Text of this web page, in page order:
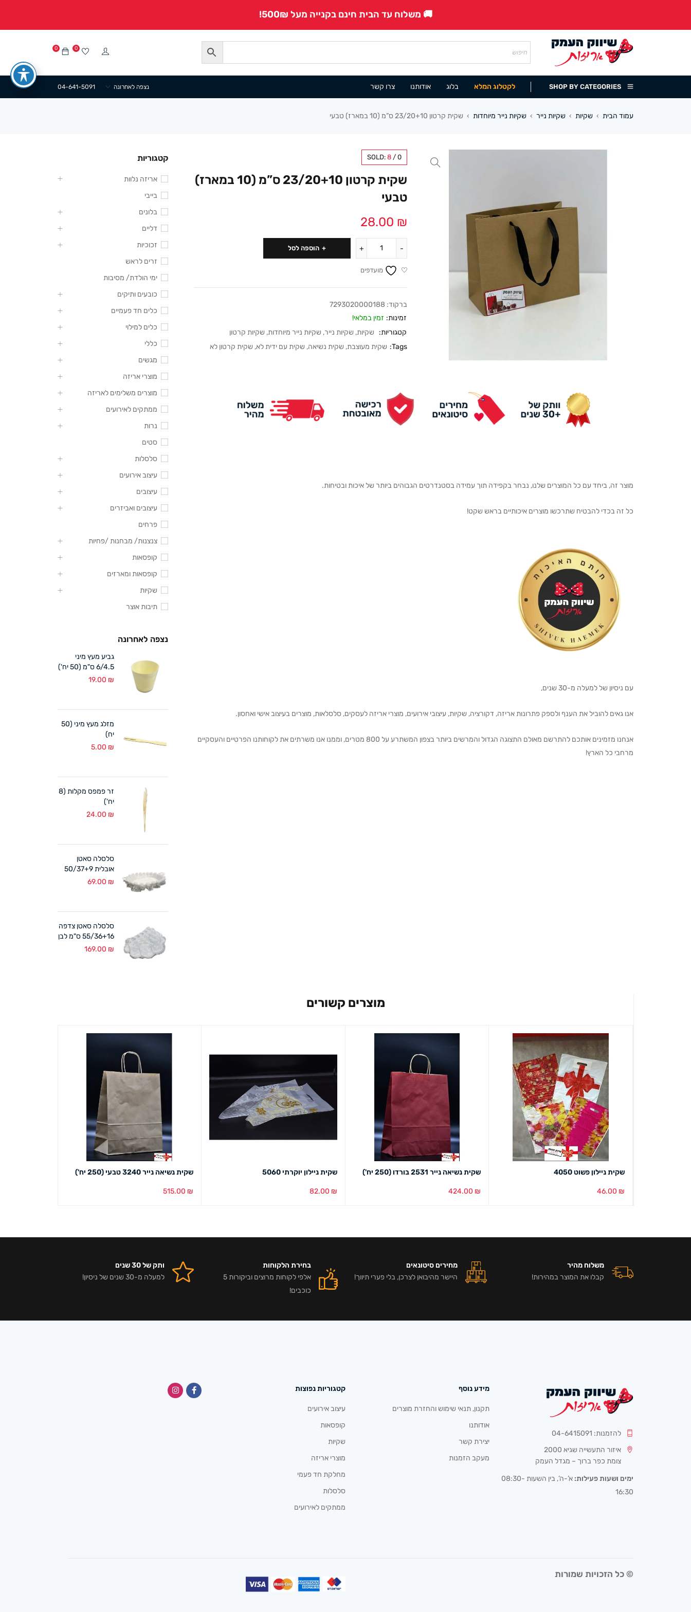
🚚 משלוח עד הבית חינם בקנייה מעל 500₪!
0 0
SHOP BY CATEGORIES לקטלוג המלא בלוג אודותנו צרו קשר 04-641-5091 נצפה לאחרונה
עמוד הבית › שקיות › שקיות נייר › שקיות נייר מיוחדות › שקית קרטון 23/20+10 ס”מ (10 במארז) טבעי
SOLD: 8 / 0
שקית קרטון 23/20+10 ס”מ (10 במארז)
טבעי
28.00 ₪
הוספה לסל
מועדפים
ברקוד: 7293020000188
זמינות: זמין במלאי!
קטגוריות:
שקיות, שקיות נייר, שקיות נייר מיוחדות, שקיות קרטון
Tags: שקית מעוצבת, שקית נשיאה, שקית עם ידית לא, שקית קרטון לא
מוצר זה, ביחד עם כל המוצרים שלנו, נבחר בקפידה תוך עמידה בסטנדרטים הגבוהים ביותר של איכות ובטיחות.
כל זה בכדי להבטיח שתרכשו מוצרים איכותיים בראש שקט!
עם ניסיון של למעלה מ-30 שנים,
אנו גאים להוביל את הענף ולספק פתרונות אריזה, דקורציה, שקיות, עיצובי אירועים, מוצרי אריזה לעסקים, סלסלאות, מוצרים בעיצוב אישי ואחסון.
אנחנו מזמינים אותכם להתרשם מאולם התצוגה הגדול והמרשים ביותר בצפון המשתרע על 800 מטרים, וממנו אנו משרתים את לקוחותנו הפרטיים והעסקיים
מרחבי כל הארץ!
קטגוריות
אריזה נלוות
בייבי
בלונים
דליים
זכוכיות
זרים לראש
ימי הולדת/ מסיבות
כובעים ותיקים
כלים חד פעמיים
כלים למילוי
כללי
מגשים
מוצרי אריזה
מוצרים משלימים לאריזה
ממתקים לאירועים
נרות
סטים
סלסלות
עיצוב אירועים
עיצובים
עיצובים ואביזרים
פרחים
צנצנות/ מבחנות /פחיות
קופסאות
קופסאות ומארזים
שקיות
תיבות אוצר
נצפה לאחרונה
גביע מעץ מיני
6/4.5 ס"מ (50 יח')
19.00 ₪
מזלג מעץ מיני (50
יח)
5.00 ₪
זר פמפס מקלות (8
יח')
24.00 ₪
סלסלה סאטן
אובלית 50/37+9
ס"מ לבן
69.00 ₪
סלסלה סאטן צדפה
55/36+16 ס"מ לבן
169.00 ₪
מוצרים קשורים
שקית ניילון פשוט 4050
46.00 ₪
שקית נשיאה נייר 2531 בורדו (250 יח')
424.00 ₪
שקית ניילון יוקרתי 5060
82.00 ₪
שקית נשיאה נייר 3240 טבעי (250 יח')
515.00 ₪
משלוח מהיר
קבלו את המוצר במהירות!
מחירים סיטונאים
היישר מהיבואן לצרכן, בלי פערי תיווך!
בחירת הלקוחות
אלפי לקוחות מרוצים וביקורות 5
כוכבים!
ותק של 30 שנים
למעלה מ-30 שנים של ניסיון!
להזמנות: 04-6415091
איזור התעשייה שגיא 2000
צומת כפר ברוך – מגדל העמק
ימים ושעות פעילות:
א’-ה’, בין השעות 08:30-
16:30
מידע נוסף
תקנון, תנאי שימוש והחזרת מוצרים
אודותנו
יצירת קשר
מעקב הזמנות
קטגוריות נפוצות
עיצוב אירועים
קופסאות
שקיות
מוצרי אריזה
מחלקת חד פעמי
סלסלות
ממתקים לאירועים
© כל הזכויות שמורות